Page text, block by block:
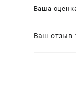
Ваша
Ваш отзыв